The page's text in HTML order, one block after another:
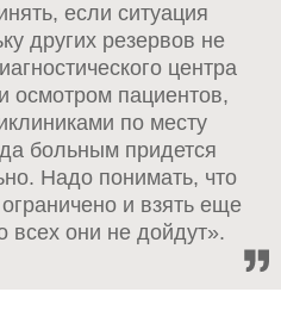
если ситуация
других резервов не
центра
осмотром пациентов,
по месту
больным придется
Надо понимать, что
и взять еще
всех они не дойдут».